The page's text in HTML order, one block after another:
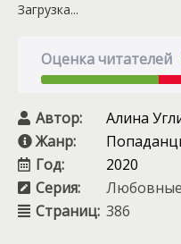
Загрузка...
Оценка читателей
Автор: Алина
Жанр:
Год:
2020
Серия:
Любовные
Страниц: 386